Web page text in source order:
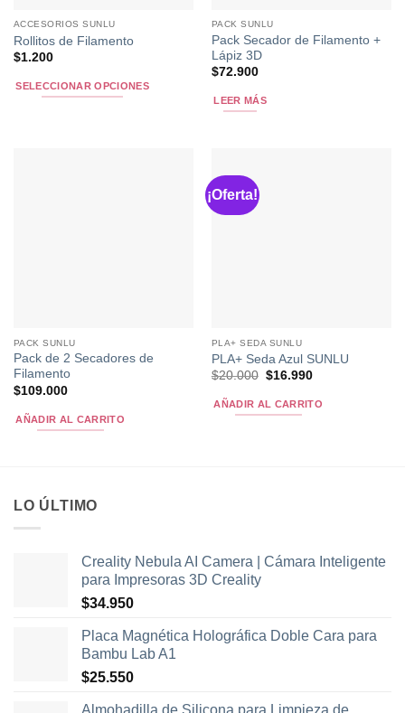
ACCESORIOS SUNLU
Rollitos de Filamento
$1.200
SELECCIONAR OPCIONES
de
producto
PACK SUNLU
Pack Secador de Filamento +
Lápiz 3D
$72.900
LEER MÁS
PACK SUNLU
Pack de 2 Secadores de
Filamento
$109.000
AÑADIR AL CARRITO
¡Oferta!
PLA+ SEDA SUNLU
PLA+ Seda Azul SUNLU
$20.000 El
original
era:
$16.990El
actual
es:
AÑADIR AL CARRITO
LO ÚLTIMO
Creality Nebula AI Camera | Cámara Inteligente
para Impresoras 3D Creality
$34.950
Placa Magnética Holográfica Doble Cara para
Bambu Lab A1
$25.550
Almohadilla de Silicona para Limpieza de